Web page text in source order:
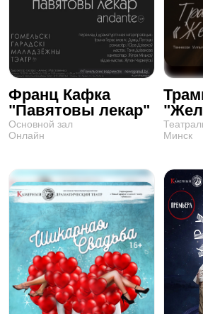
Франц Кафка
"Павятовы лекар"
Основной зал
Онлайн
Минск